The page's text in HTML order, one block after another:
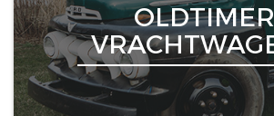
OLDTIMER